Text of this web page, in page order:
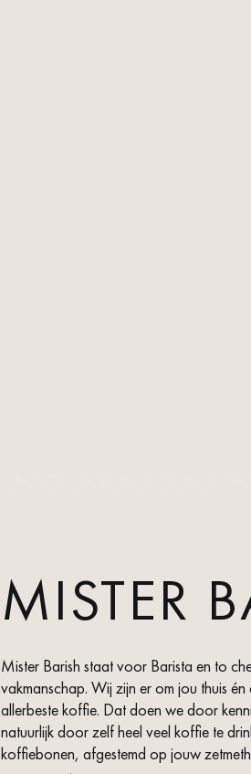
MISTER
Mister Barish staat voor Barista en to
vakmanschap. Wij zijn er om jou thuis
allerbeste koffie. Dat doen we door
natuurlijk door zelf heel veel koffie te drinken. Wij selecteren en branden
koffiebonen, afgestemd op jouw